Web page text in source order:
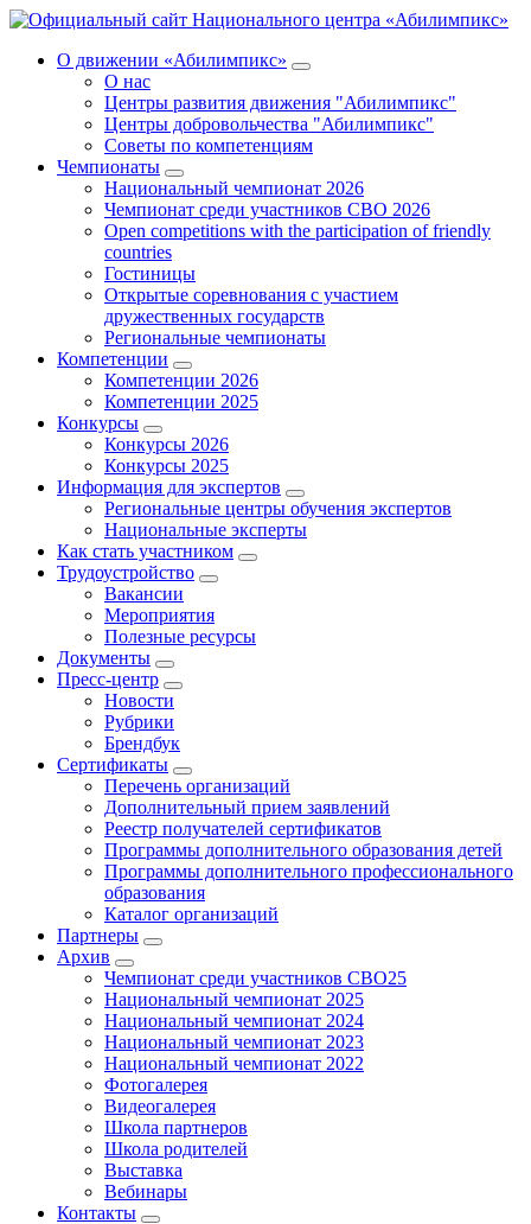
О движении «Абилимпикс»
О нас
Центры развития движения "Абилимпикс"
Центры добровольчества "Абилимпикс"
Советы по компетенциям
Чемпионаты
Национальный чемпионат 2026
Чемпионат среди участников СВО 2026
Open competitions with the participation of friendly
countries
Гостиницы
Открытые соревнования с участием
дружественных государств
Региональные чемпионаты
Компетенции
Компетенции 2026
Компетенции 2025
Конкурсы
Конкурсы 2026
Конкурсы 2025
Информация для экспертов
Региональные центры обучения экспертов
Национальные эксперты
Как стать участником
Трудоустройство
Вакансии
Мероприятия
Полезные ресурсы
Документы
Пресс-центр
Новости
Рубрики
Брендбук
Сертификаты
Перечень организаций
Дополнительный прием заявлений
Реестр получателей сертификатов
Программы дополнительного образования детей
Программы дополнительного профессионального
образования
Каталог организаций
Партнеры
Архив
Чемпионат среди участников СВО25
Национальный чемпионат 2025
Национальный чемпионат 2024
Национальный чемпионат 2023
Национальный чемпионат 2022
Фотогалерея
Видеогалерея
Школа партнеров
Школа родителей
Выставка
Вебинары
Контакты